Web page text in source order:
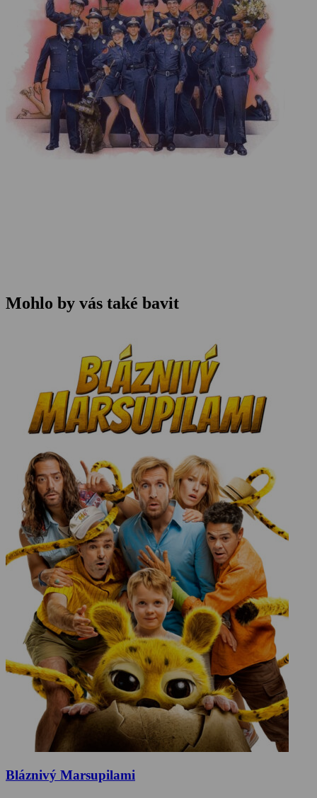
Mohlo by vás také bavit
Bláznivý Marsupilami